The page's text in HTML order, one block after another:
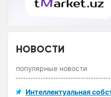
НОВОСТИ
популярные новости
Интеллектуальная